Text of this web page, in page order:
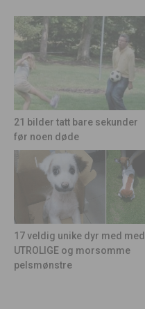
21 bilder tatt bare sekunder
før noen døde
17 veldig unike dyr med med
UTROLIGE og morsomme
pelsmønstre